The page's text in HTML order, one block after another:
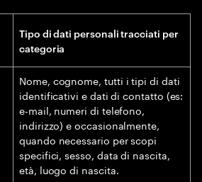
Tipo di dati personali tracciati per
categoria
Nome, cognome, tutti i tipi di dati
identificativi e dati di contatto (es:
e-mail, numeri di telefono,
indirizzo) e occasionalmente,
quando necessario per scopi
specifici, sesso, data di nascita,
età, luogo di nascita.